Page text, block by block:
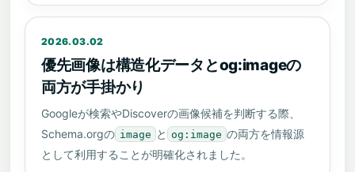
2026.03.02
優先画像は構造化データとog:imageの
両方が手掛かり
Googleが検索やDiscoverの画像候補を判断する際、
Schema.orgの image と og:image の両方を情報源
として利用することが明確化されました。